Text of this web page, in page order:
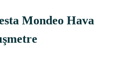
Mondeo Hava